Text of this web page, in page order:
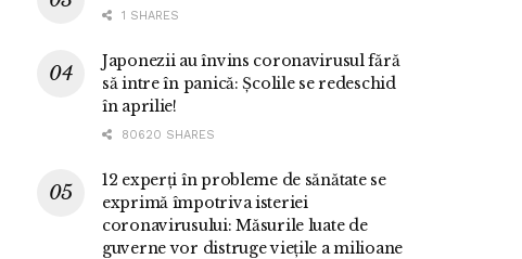
1 SHARES
Japonezii au învins coronavirusul fără
să intre în panică: Școlile se redeschid
în aprilie!
80620 SHARES
12 experți în probleme de sănătate se
exprimă împotriva isteriei
coronavirusului: Măsurile luate de
guverne vor distruge viețile a milioane